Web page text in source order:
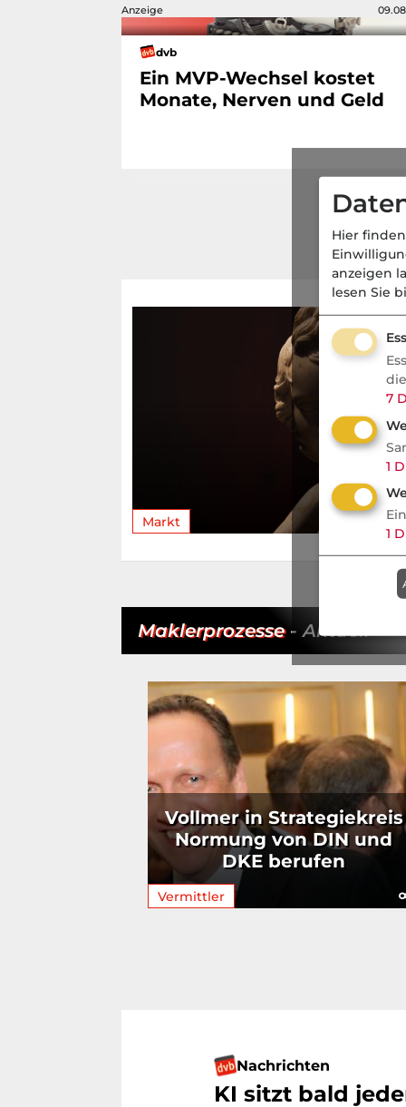
Anzeige
dvb
Ein MVP-Wechsel kostet
Monate, Nerven und Geld
Markt
Maklerprozesse- Aktuell
Vollmer in Strategiekreis
Normung von DIN und
DKE berufen
Vermittler
Nachrichten
KI sitzt bald
Hier
anzeigen
lesen Sie
7
1
1